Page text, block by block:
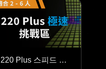
220 Plus 스피드 챌린지